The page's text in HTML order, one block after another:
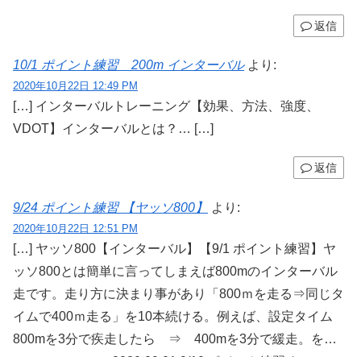
返信
10/1 ポイント練習 200m インターバル より:
2020年10月22日 12:49 PM
[…] インターバルトレーニング【効果、方法、強度、
VDOT】インターバルとは？… […]
返信
9/24 ポイント練習 【ヤッソ800】 より:
2020年10月22日 12:51 PM
[…] ヤッソ800【インターバル】【9/1 ポイント練習】ヤ
ッソ800とは簡単に言ってしまえば800mのインターバル
走です。走り方に決まり事があり「800ｍを走る⇒同じタ
イムで400ｍ走る」を10本続ける。例えば、設定タイム
800mを3分で疾走したら ⇒ 400mを3分で緩走。を…